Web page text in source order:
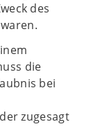
des
die
bei
zugesagt